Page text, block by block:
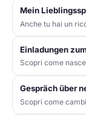
Mein
Anche tu hai un
Einladungen
Scopri come
Gespräch über
Scopri come